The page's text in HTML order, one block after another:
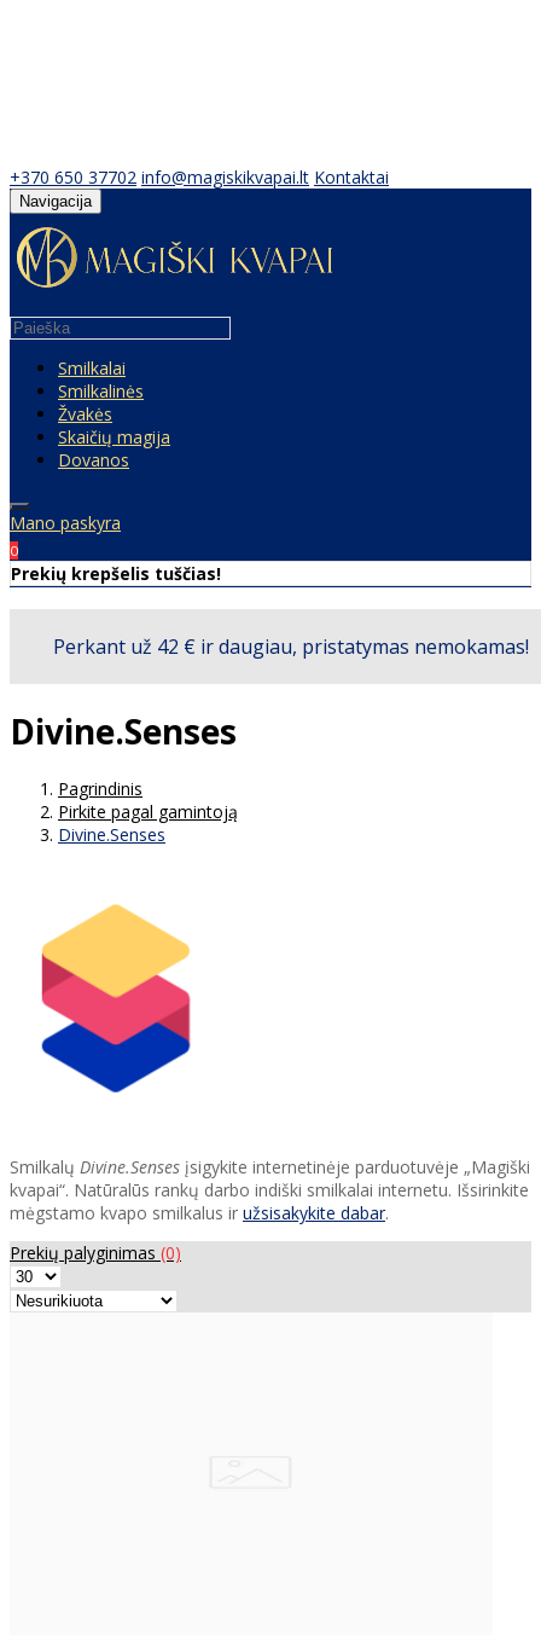
+370 650 37702 info@magiskikvapai.lt Kontaktai
Navigacija
Smilkalai
Smilkalinės
Žvakės
Skaičių magija
Dovanos
Mano paskyra
0
Prekių krepšelis tuščias!
Divine.Senses
Pagrindinis
Pirkite pagal gamintoją
Divine.Senses
Smilkalų Divine.Senses įsigykite internetinėje parduotuvėje „Magiški
kvapai“. Natūralūs rankų darbo indiški smilkalai internetu. Išsirinkite
mėgstamo kvapo smilkalus ir užsisakykite dabar.
Prekių palyginimas (0)